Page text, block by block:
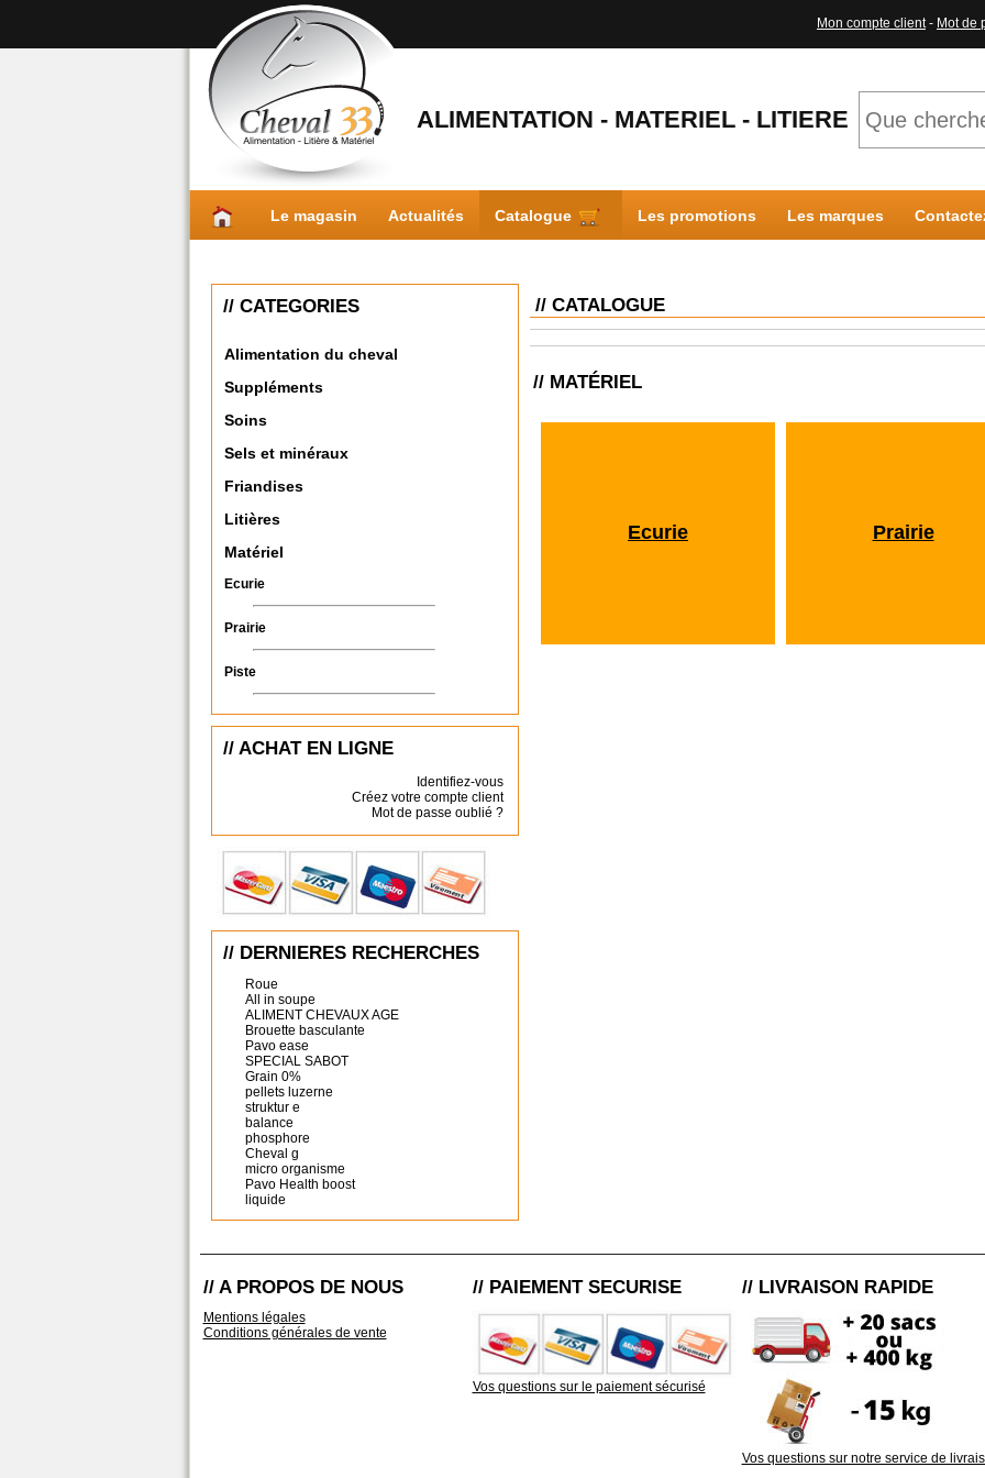
Mon compte client- Mot de
ALIMENTATION - MATERIEL - LITIERE
Le magasin Actualités Catalogue Les promotions Les marques
// CATEGORIES
Alimentation du cheval
Suppléments
Soins
Sels et minéraux
Friandises
Litières
Matériel
Ecurie
Prairie
Piste
// ACHAT EN LIGNE
Identifiez-vous
Créez votre compte client
Mot de passe oublié ?
// DERNIERES RECHERCHES
Roue
All in soupe
ALIMENT CHEVAUX AGE
Brouette basculante
Pavo ease
SPECIAL SABOT
Grain 0%
pellets luzerne
struktur e
balance
phosphore
Cheval g
micro organisme
Pavo Health boost
liquide
// CATALOGUE
// MATÉRIEL
Ecurie Prairie
// A PROPOS DE NOUS
Mentions légales
Conditions générales de vente
// PAIEMENT SECURISE
Vos questions sur le paiement sécurisé
// LIVRAISON RAPIDE
Vos questions sur notre service de